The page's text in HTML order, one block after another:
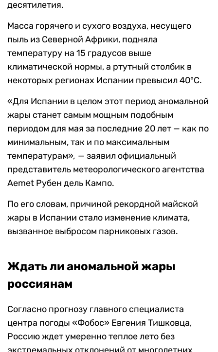
десятилетия.
Масса горячего и сухого воздуха, несущего
пыль из Северной Африки, подняла
температуру на 15 градусов выше
климатической нормы, а ртутный столбик в
некоторых регионах Испании превысил 40°C.
«Для Испании в целом этот период аномальной
жары станет самым мощным подобным
периодом для мая за последние 20 лет — как по
минимальным, так и по максимальным
температурам», — заявил официальный
представитель метеорологического агентства
Aemet Рубен дель Кампо.
По его словам, причиной рекордной майской
жары в Испании стало изменение климата,
вызванное выбросом парниковых газов.
Ждать ли аномальной жары
россиянам
Согласно прогнозу главного специалиста
центра погоды «Фобос» Евгения Тишковца,
Россию ждет умеренно теплое лето без